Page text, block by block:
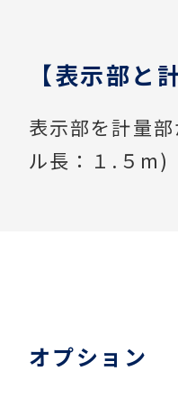
【表示部と
表示部を計量
ル長：１.５m)
オプション